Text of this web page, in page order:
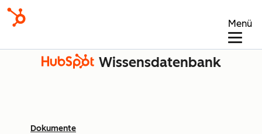
Menü
Wissensdatenbank
Dokumente